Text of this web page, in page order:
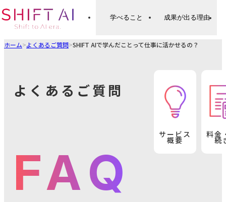
学べること 成果が出る理由
ホーム>よくあるご質問>SHIFT AIで学んだことって仕事に活かせるの？
よくあるご質問
FAQ
サービス
概要
料金
続